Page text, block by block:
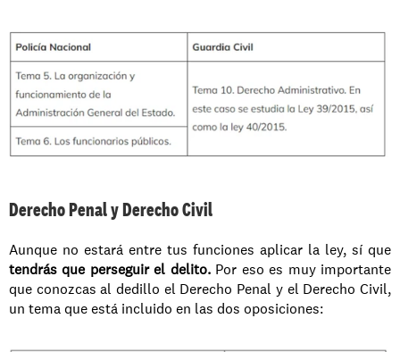
Derecho Penal y Derecho Civil
tendrás que perseguir el delito. Por eso es muy importante
que conozcas al dedillo el Derecho Penal y el Derecho Civil,
un tema que está incluido en las dos oposiciones: